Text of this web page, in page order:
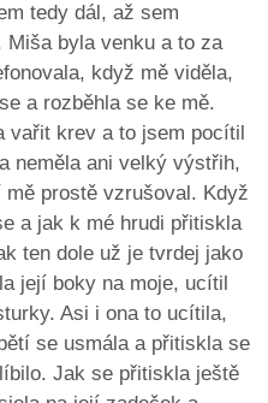
tedy dál, až sem
Miša byla venku a to za
když mě viděla,
a rozběhla se ke mě.
vařit krev a to jsem pocítil
neměla ani velký výstřih,
mě prostě vzrušoval. Když
a jak k mé hrudi přitiskla
ten dole už je tvrdej jako
její boky na moje, ucítil
Asi i ona to ucítila,
se usmála a přitiskla se
Jak se přitiskla ještě